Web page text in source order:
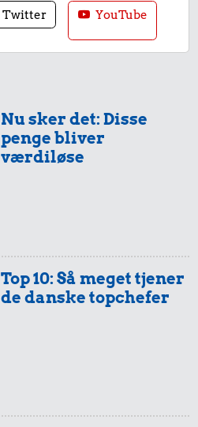
Twitter YouTube
Nu sker det: Disse
penge bliver
værdiløse
Top 10: Så meget tjener
de danske topchefer